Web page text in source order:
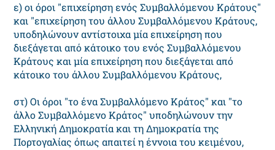
ε) οι όροι "επιχείρηση ενός Συμβαλλόμενου Κράτους"
και "επιχείρηση του άλλου Συμβαλλόμενου Κράτους,
υποδηλώνουν αντίστοιχα μία επιχείρηση που
διεξάγεται από κάτοικο του ενός Συμβαλλόμενου
Κράτους και μία επιχείρηση που διεξάγεται από
κάτοικο του άλλου Συμβαλλόμενου Κράτους,
στ) Οι όροι "το ένα Συμβαλλόμενο Κράτος" και "το
άλλο Συμβαλλόμενο Κράτος" υποδηλώνουν την
Ελληνική Δημοκρατία και τη Δημοκρατία της
Πορτογαλίας όπως απαιτεί η έννοια του κειμένου,